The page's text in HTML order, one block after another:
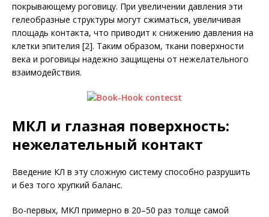
покрывающему роговицу. При увеличении давления эти
гелеобразные структуры могут сжиматься, увеличивая
площадь контакта, что приводит к снижению давления на
клетки эпителия [2]. Таким образом, ткани поверхности
века и роговицы надежно защищены от нежелательного
взаимодействия.
МКЛ и глазная поверхность:
нежелательный контакт
Введение КЛ в эту сложную систему способно разрушить
и без того хрупкий баланс.
Во-первых, МКЛ примерно в 20–50 раз толще самой